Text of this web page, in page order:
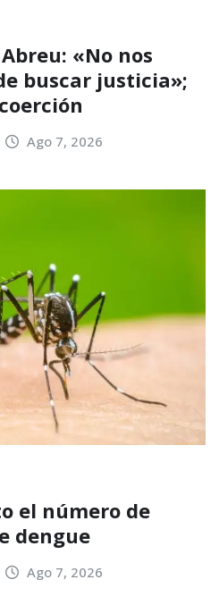
«No nos
buscar justicia»;
Ago 7, 2026
el número de
dengue
Ago 7, 2026